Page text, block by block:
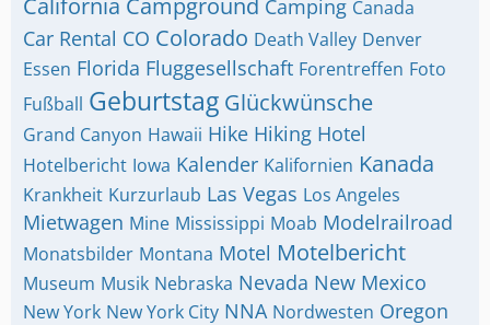
California Campground Camping Canada
Car Rental CO Colorado Death Valley Denver
Essen Florida Fluggesellschaft Forentreffen Foto
Fußball Geburtstag Glückwünsche
Grand Canyon Hawaii Hike Hiking Hotel
Hotelbericht Iowa Kalender Kalifornien Kanada
Krankheit Kurzurlaub Las Vegas Los Angeles
Mietwagen Mine Mississippi Moab Modelrailroad
Monatsbilder Montana Motel Motelbericht
Museum Musik Nebraska Nevada New Mexico
New York New York City NNA Nordwesten Oregon